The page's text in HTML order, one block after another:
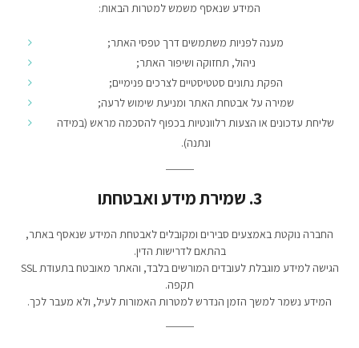
המידע שנאסף משמש למטרות הבאות:
מענה לפניות משתמשים דרך טפסי האתר;
ניהול, תחזוקה ושיפור האתר;
הפקת נתונים סטטיסטיים לצרכים פנימיים;
שמירה על אבטחת האתר ומניעת שימוש לרעה;
שליחת עדכונים או הצעות רלוונטיות בכפוף להסכמה מראש (במידה
ונתנה).
3. שמירת מידע ואבטחתו
החברה נוקטת באמצעים סבירים ומקובלים לאבטחת המידע שנאסף באתר,
בהתאם לדרישות הדין.
הגישה למידע מוגבלת לעובדים המורשים בלבד, והאתר מאובטח בתעודת SSL
תקפה.
המידע נשמר למשך הזמן הנדרש למטרות האמורות לעיל, ולא מעבר לכך.